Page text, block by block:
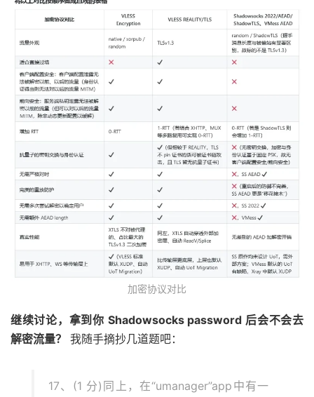
加密协议对比
继续讨论，拿到你 Shadowsocks password 后会不会去
解密流量？
我随手摘抄几道题吧：
17、(1 分)同上，在“umanager”app中有一